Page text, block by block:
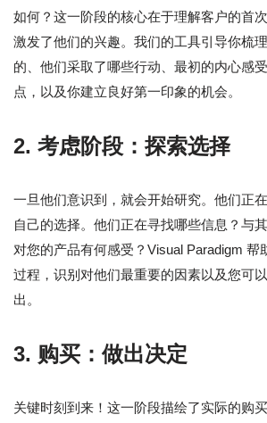
如何？这一阶段的核心在于理解客户的首
激发了他们的兴趣。我们的工具引导你梳
的、他们采取了哪些行动、最初的内心感
点，以及你建立良好第一印象的机会。
2. 考虑阶段：探索选择
一旦他们意识到，就会开始研究。他们正
自己的选择。他们正在寻找哪些信息？与
对您的产品有何感受？Visual Paradigm 帮
过程，识别对他们最重要的因素以及您可
出。
3. 购买：做出决定
关键时刻到来！这一阶段描绘了实际的购